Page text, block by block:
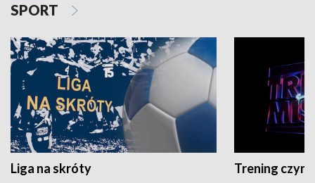
SPORT
Liga na skróty Trening czyni